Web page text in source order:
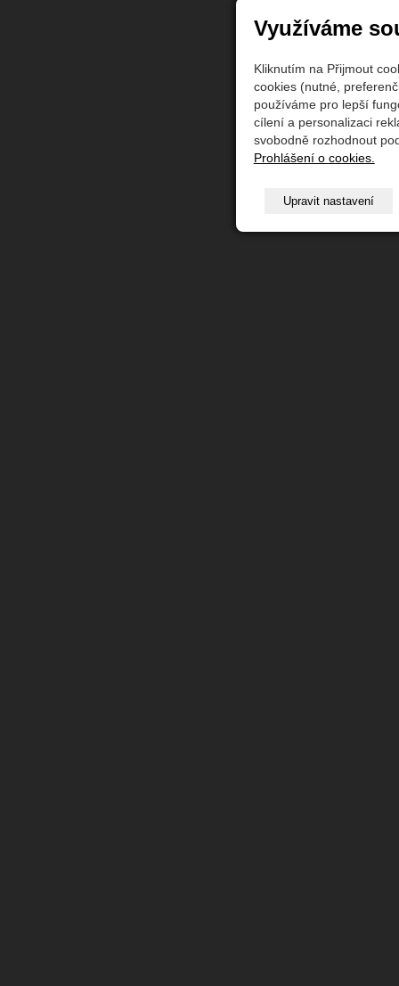
Využíváme
Kliknutím na Přijmout
cookies (nutné,
používáme pro lepší
cílení a personalizaci
svobodně rozhodnout
Prohlášení o cookies.
Upravit nastavení